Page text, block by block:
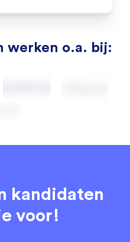
werken o.a. bij:
kandidaten
voor!